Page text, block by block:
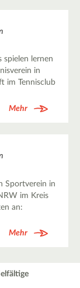
spielen lernen
in
im Tennisclub
Mehr
Sportverein in
im Kreis
an:
Mehr